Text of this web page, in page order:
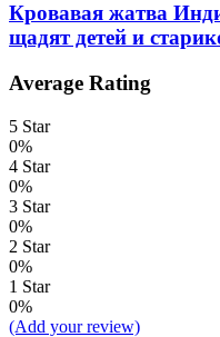
Кровавая жатва
щадят детей и
Average Rating
5 Star
0%
4 Star
0%
3 Star
0%
2 Star
0%
1 Star
0%
(Add your review)